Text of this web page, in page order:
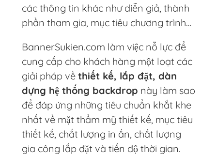
các thông tin khác như diễn giả, thành
phần tham gia, mục tiêu chương trình…
BannerSukien.com làm việc nỗ lực để
cung cấp cho khách hàng một loạt các
giải pháp về thiết kế, lắp đặt, dàn
dựng hệ thống backdrop này làm sao
để đáp ứng những tiêu chuẩn khắt khe
nhất về mặt thẩm mỹ thiết kế, mục tiêu
thiết kế, chất lượng in ấn, chất lượng
gia công lắp đặt và tiến độ thời gian.